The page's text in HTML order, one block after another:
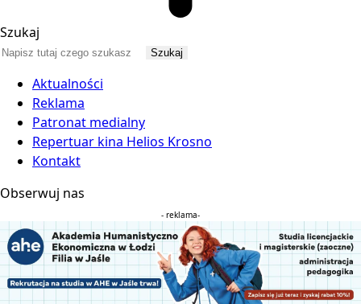
Szukaj
Aktualności
Reklama
Patronat medialny
Repertuar kina Helios Krosno
Kontakt
Obserwuj nas
- reklama-